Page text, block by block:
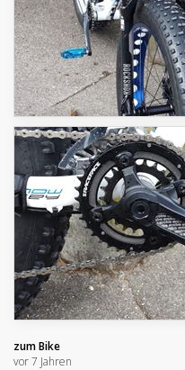
zum Bike
vor 7 Jahren